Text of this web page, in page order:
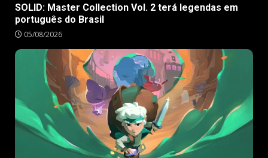
SOLID: Master Collection Vol. 2 terá legendas em
português do Brasil
05/08/2026